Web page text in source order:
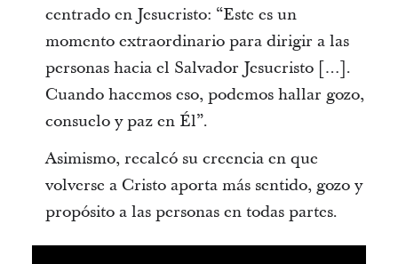
centrado en Jesucristo: “Este es un
momento extraordinario para dirigir a las
personas hacia el Salvador Jesucristo […].
Cuando hacemos eso, podemos hallar gozo,
consuelo y paz en Él”.
Asimismo, recalcó su creencia en que
volverse a Cristo aporta más sentido, gozo y
propósito a las personas en todas partes.